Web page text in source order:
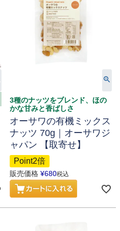
3種のナッツをブレンド、ほの
かな甘みと香ばしさ
オーサワの有機ミックス
ナッツ 70g｜オーサワジ
ャパン 【取寄せ】
Point2倍
販売価格 ¥680税込